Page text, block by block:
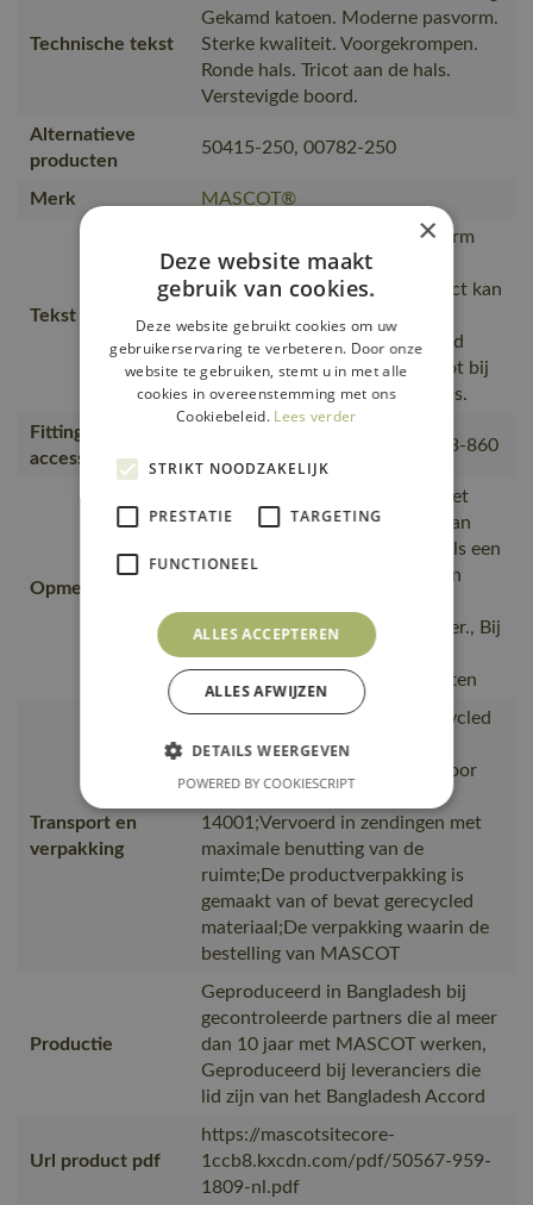
Technische tekst
Gekamd katoen. Moderne pasvorm.
Sterke kwaliteit. Voorgekrompen.
Ronde hals. Tricot aan de hals.
Verstevigde boord.
Alternatieve
producten
50415-250, 00782-250
Merk MASCOT®
Tekst usp
Moderne, comfortabele pasvorm
met een optimale
bewegingsvrijheid., Het product kan
comfortabel en warm., Gekamd
katoen, Plaats voor logo., Tricot bij
de hals., Versteviging bij de hals.
Fitting
accessories
18050-802, 50602-010, 50143-860
Opmerking logo
kunnen er warmtesporen op het
product ontstaan. Het risico van
warmtesporen wordt kleiner als een
transfer wordt gebruikt die kan
temperatuur van 145°C of lager., Bij
het drukken van een logo op
producten die polyester bevatten
Transport en
verpakking
is gemaakt van of bevat gerecycled
materiaal, Van productie naar
magazijnen getransporteerd door
14001;Vervoerd in zendingen met
maximale benutting van de
ruimte;De productverpakking is
gemaakt van of bevat gerecycled
materiaal;De verpakking waarin de
bestelling van MASCOT
Productie
Geproduceerd in Bangladesh bij
gecontroleerde partners die al meer
dan 10 jaar met MASCOT werken,
Geproduceerd bij leveranciers die
lid zijn van het Bangladesh Accord
Url product pdf
https://mascotsitecore-
1ccb8.kxcdn.com/pdf/50567-959-
1809-nl.pdf
×
Deze website maakt
gebruik van cookies.
Deze website gebruikt cookies om uw
gebruikerservaring te verbeteren. Door onze
website te gebruiken, stemt u in met alle
cookies in overeenstemming met ons
Cookiebeleid. Lees verder
STRIKT NOODZAKELIJK
PRESTATIE TARGETING
FUNCTIONEEL
ALLES ACCEPTEREN
ALLES AFWIJZEN
DETAILS WEERGEVEN
POWERED BY COOKIESCRIPT